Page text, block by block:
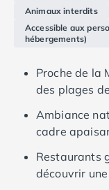
Camping La
Camping
Camping
Camping Vannes
Camping
Camping
Camping Corse
Animaux interdits
Accessible aux
hébergements)
Proche de la
des plages
Ambiance
cadre
Restaurants
découvrir